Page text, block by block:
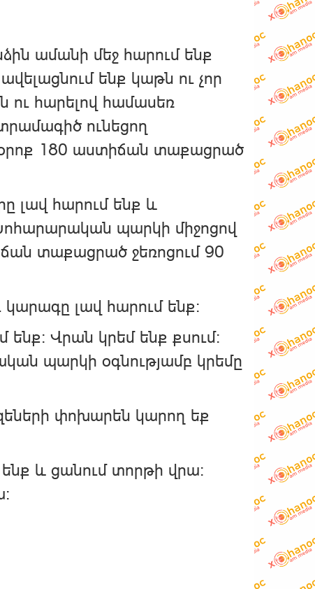
ամանի մեջ հարում ենք
ենք կաթն ու չոր
ու հարելով համասեռ
ունեցող
180 աստիճան տաքացրած
լավ հարում ենք և
պարկի միջոցով
տաքացրած ջեռոցում 90
լավ հարում ենք։
Վրան կրեմ ենք քսում։
պարկի օգնությամբ կրեմը
փոխարեն կարող եք
և ցանում տորթի վրա։